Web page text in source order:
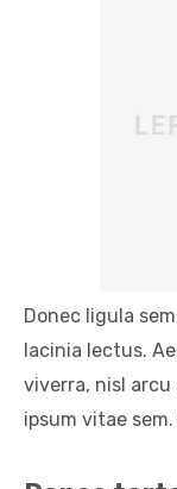
Donec ligula
lacinia lectus.
viverra, nisl
ipsum vitae